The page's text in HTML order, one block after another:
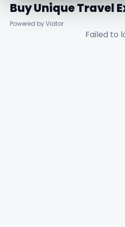
Buy Unique Travel
Powered by Viator
Failed to